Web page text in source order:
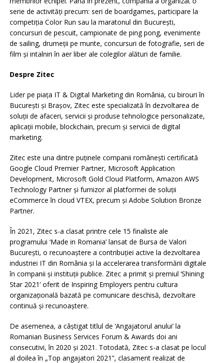
serie de activități precum: seri de boardgames, participare la
competiția Color Run sau la maratonul din București,
concursuri de pescuit, campionate de ping pong, evenimente
de sailing, drumeții pe munte, concursuri de fotografie, seri de
film și intalniri în aer liber ale colegilor alături de familie.
Despre Zitec
Lider pe piața IT & Digital Marketing din România, cu birouri în
București și Brașov, Zitec este specializată în dezvoltarea de
soluții de afaceri, servicii și produse tehnologice personalizate,
aplicații mobile, blockchain, precum și servicii de digital
marketing.
Zitec este una dintre puținele companii românești certificată
Google Cloud Premier Partner, Microsoft Application
Development, Microsoft Gold Cloud Platform, Amazon AWS
Technology Partner și furnizor al platformei de soluții
eCommerce în cloud VTEX, precum și Adobe Solution Bronze
Partner.
În 2021, Zitec s-a clasat printre cele 15 finaliste ale
programului ‘Made in Romania’ lansat de Bursa de Valori
București, o recunoaștere a contribuției active la dezvoltarea
industriei IT din România și la accelerarea transformării digitale
în companii și instituții publice. Zitec a primit și premiul ‘Shining
Star 2021’ oferit de Inspiring Employers pentru cultura
organizațională bazată pe comunicare deschisă, dezvoltare
continuă și recunoaștere.
De asemenea, a câștigat titlul de ‘Angajatorul anului’ la
Romanian Business Services Forum & Awards doi ani
consecutivi, în 2020 și 2021. Totodată, Zitec s-a clasat pe locul
al doilea în „Top angajatori 2021”, clasament realizat de